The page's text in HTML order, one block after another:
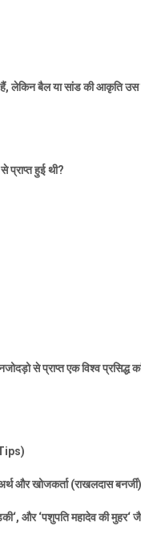
,लेकिन बैल या सांड की आकृति उस
प्राप्त हुई थी?
से प्राप्त एक विश्व प्रसिद्ध
और खोजकर्ता (राखलदास
‘, और‘पशुपति महादेव की मुहर‘